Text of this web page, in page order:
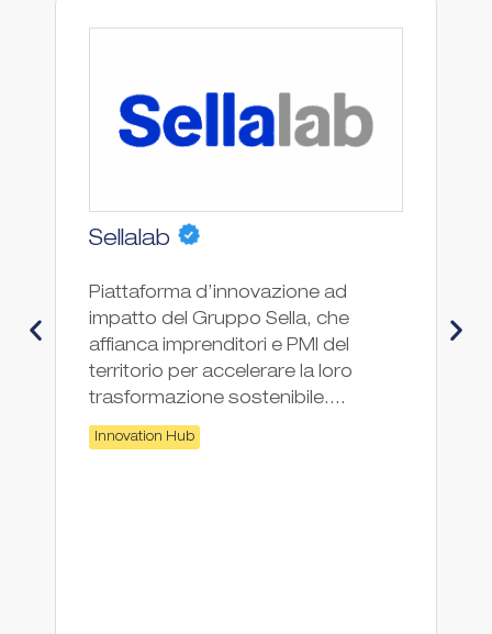
Sellalab
Piattaforma d’innovazione ad
impatto del Gruppo Sella, che
affianca imprenditori e PMI del
territorio per accelerare la loro
trasformazione sostenibile....
Innovation Hub